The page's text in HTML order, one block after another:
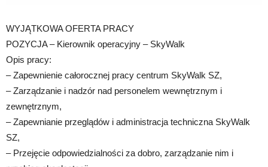
WYJĄTKOWA OFERTA PRACY
POZYCJA – Kierownik operacyjny – SkyWalk
Opis pracy:
– Zapewnienie całorocznej pracy centrum SkyWalk SZ,
– Zarządzanie i nadzór nad personelem wewnętrznym i
zewnętrznym,
– Zapewnianie przeglądów i administracja techniczna SkyWalk
SZ,
– Przejęcie odpowiedzialności za dobro, zarządzanie nim i